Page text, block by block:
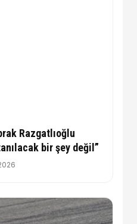
Razgatlıoğlu
bir şey değil”